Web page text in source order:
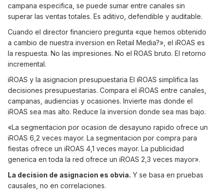
campana especifica, se puede sumar entre canales sin
superar las ventas totales. Es aditivo, defendible y auditable.
Cuando el director financiero pregunta «que hemos obtenido
a cambio de nuestra inversion en Retail Media?», el iROAS es
la respuesta. No las impresiones. No el ROAS bruto. El retorno
incremental.
iROAS y la asignacion presupuestaria El iROAS simplifica las
decisiones presupuestarias. Compara el iROAS entre canales,
campanas, audiencias y ocasiones. Invierte mas donde el
iROAS sea mas alto. Reduce la inversion donde sea mas bajo.
«La segmentacion por ocasion de desayuno rapido ofrece un
iROAS 6,2 veces mayor. La segmentacion por compra para
fiestas ofrece un iROAS 4,1 veces mayor. La publicidad
generica en toda la red ofrece un iROAS 2,3 veces mayor».
La decision de asignacion es obvia. Y se basa en pruebas
causales, no en correlaciones.